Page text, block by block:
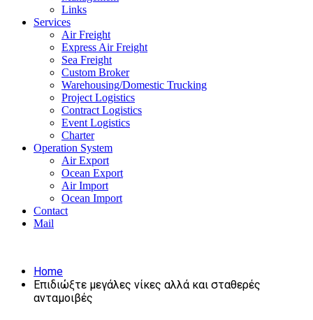
Links
Services
Air Freight
Express Air Freight
Sea Freight
Custom Broker
Warehousing/Domestic Trucking
Project Logistics
Contract Logistics
Event Logistics
Charter
Operation System
Air Export
Ocean Export
Air Import
Ocean Import
Contact
Mail
Home
Επιδιώξτε μεγάλες νίκες αλλά και σταθερές
ανταμοιβές